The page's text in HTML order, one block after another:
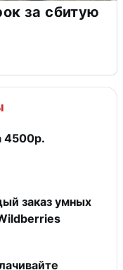
за сбитую
4500р.
заказ умных